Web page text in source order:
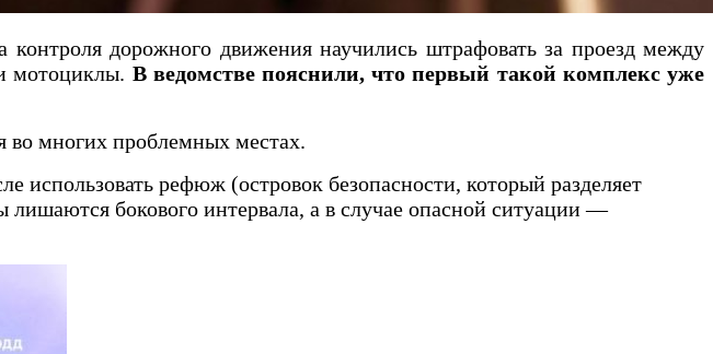
дорожного движения научились штрафовать за проезд между
мотоциклы. В ведомстве пояснили, что первый такой комплекс уже
во многих проблемных местах.
использовать рефюж (островок безопасности, который разделяет
бокового интервала, а в случае опасной ситуации —